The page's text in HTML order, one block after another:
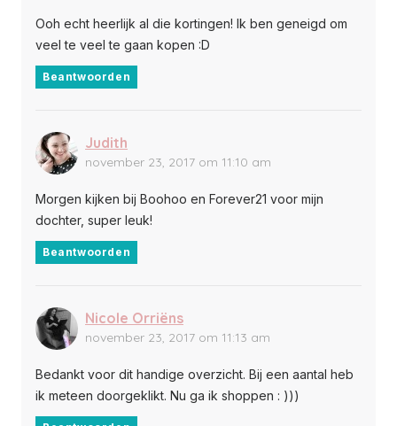
Ooh echt heerlijk al die kortingen! Ik ben geneigd om
veel te veel te gaan kopen :D
Beantwoorden
Judith
november 23, 2017 om 11:10 am
Morgen kijken bij Boohoo en Forever21 voor mijn
dochter, super leuk!
Beantwoorden
Nicole Orriëns
november 23, 2017 om 11:13 am
Bedankt voor dit handige overzicht. Bij een aantal heb
ik meteen doorgeklikt. Nu ga ik shoppen : )))